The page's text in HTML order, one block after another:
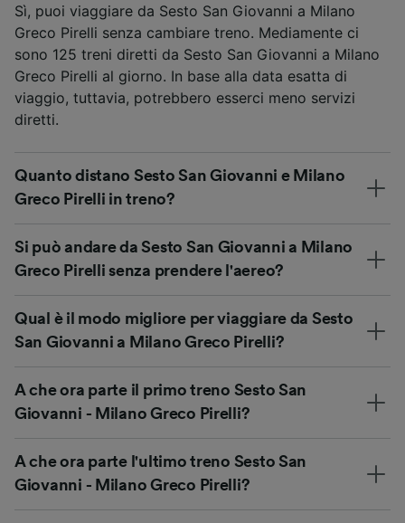
Sì, puoi viaggiare da Sesto San Giovanni a Milano
Greco Pirelli senza cambiare treno. Mediamente ci
sono 125 treni diretti da Sesto San Giovanni a Milano
Greco Pirelli al giorno. In base alla data esatta di
viaggio, tuttavia, potrebbero esserci meno servizi
diretti.
Quanto distano Sesto San Giovanni e Milano
Greco Pirelli in treno?
Si può andare da Sesto San Giovanni a Milano
Greco Pirelli senza prendere l'aereo?
Qual è il modo migliore per viaggiare da Sesto
San Giovanni a Milano Greco Pirelli?
A che ora parte il primo treno Sesto San
Giovanni - Milano Greco Pirelli?
A che ora parte l'ultimo treno Sesto San
Giovanni - Milano Greco Pirelli?